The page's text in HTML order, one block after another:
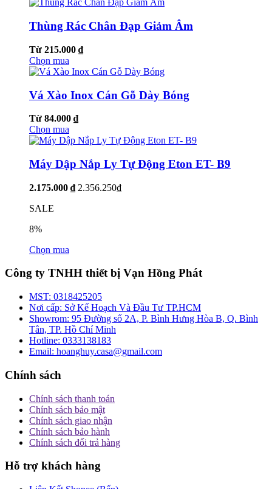
Thùng Rác Chân Đạp Giảm Âm
Từ 215.000 ₫
Chọn mua
Vá Xào Inox Cán Gỗ Dày Bóng
Từ 84.000 ₫
Chọn mua
Máy Dập Nắp Ly Tự Động Eton ET- B9
2.175.000 ₫ 2.356.250₫
SALE
8%
Chọn mua
Công ty TNHH thiết bị Vạn Hồng Phát
MST: 0318425205
Nơi cấp: Sở Kế Hoạch Và Đầu Tư TP.HCM
Showrom: 95 Đường số 2A, P. Bình Hưng Hòa B, Q. Bình
Tân, TP. Hồ Chí Minh
Hotline: 0333138183
Email: hoanghuy.casa@gmail.com
Chính sách
Chính sách thanh toán
Chính sách bảo mật
Chính sách giao nhận
Chính sách bảo hành
Chính sách đổi trả hàng
Hỗ trợ khách hàng